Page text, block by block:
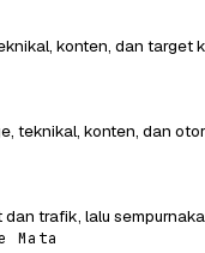
konten, dan target
teknikal, konten, dan
trafik, lalu
Mata